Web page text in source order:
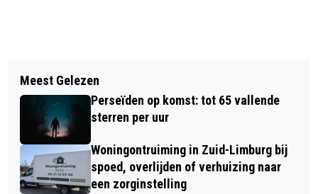
LIMBURGS BUUTTEKAMPIOENSCHAP
GEWONNEN DOOR FRANK VROOMEN
STUDIE: DOOR PRIJSPLAFOND LEVERT
DUURZAMER HUIS NIET GELIJK WAT
OP
Meest Gelezen
Perseïden op komst: tot 65 vallende
sterren per uur
Woningontruiming in Zuid-Limburg bij
spoed, overlijden of verhuizing naar
een zorginstelling